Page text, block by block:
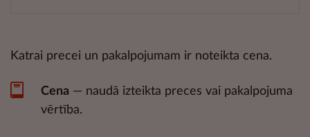
Katrai precei un pakalpojumam ir noteikta cena.
Cena — naudā izteikta preces vai pakalpojuma
vērtība.